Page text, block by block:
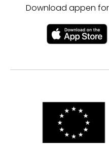
Download appen